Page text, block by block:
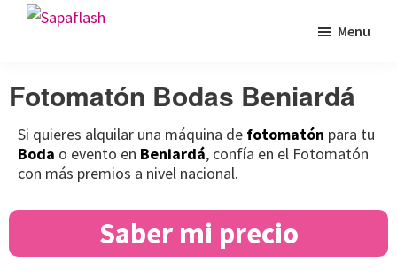
Saltar
navegación
Saltar
principal
Saltar
de bodas
Menu
Fotomatón Bodas Beniardá
Si quieres alquilar una máquina de fotomatón para tu
Boda o evento en Beniardá, confía en el Fotomatón
con más premios a nivel nacional.
Saber mi precio